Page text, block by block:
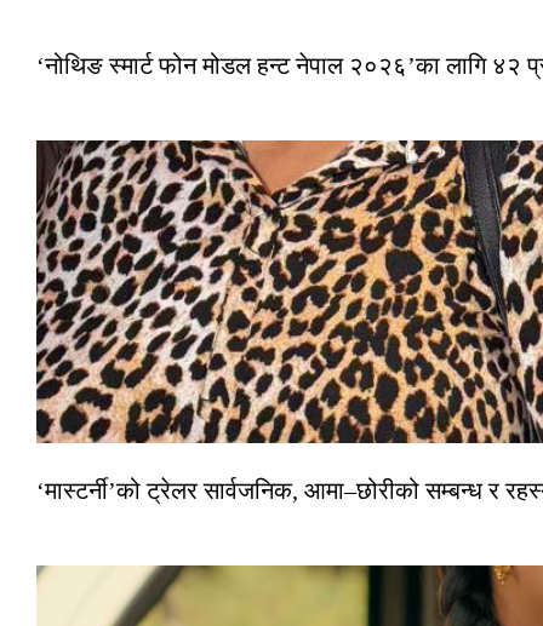
‘नोथिङ स्मार्ट फोन मोडल हन्ट नेपाल २०२६’का लागि ४२
‘मास्टर्नी’को ट्रेलर सार्वजनिक, आमा–छोरीको सम्बन्ध र